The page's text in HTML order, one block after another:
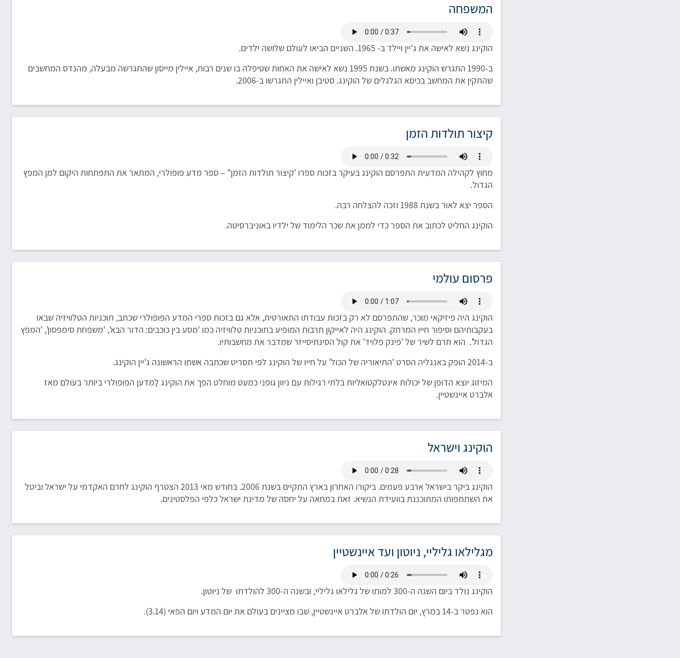
המשפחה
הוקינג נשא לאישה את ג'יין ויילד ב- 1965. השניים הביאו לעולם שלושה ילדים.
ב-1990 התגרש הוקינג מאשתו. בשנת 1995 נשא לאישה את האחות שטיפלה בו שנים רבות, איילין מייסון שהתגרשה מבעלה, מהנדס המחשבים
שהתקין את המחשב בכיסא הגלגלים של הוקינג. סטיבן ואיילין התגרשו ב-2006.
קיצור תולדות הזמן
מחוץ לקהילה המדעית התפרסם הוקינג בעיקר בזכות ספרו 'קיצור תולדות הזמן" – ספר מדע פופולרי, המתאר את התפתחות היקום למן המפץ
הגדול.
הספר יצא לאור בשנת 1988 וזכה להצלחה רבה.
הוקינג החליט לכתוב את הספר כדי לממן את שכר הלימוד של ילדיו באוניברסיטה.
פרסום עולמי
הוקינג היה פיזיקאי מוכר, שהתפרסם לא רק בזכות עבודתו התאורטית, אלא גם בזכות ספרי המדע הפופולרי שכתב, תוכניות הטלוויזיה שבאו
בעקבותיהם וסיפור חייו המרתק. הוקינג היה לאייקון תרבות המופיע בתוכניות טלוויזיה כמו 'מסע בין כוכבים: הדור הבא', 'משפחת סימפסון', 'המפץ
הגדול'. הוא תרם לשיר של 'פינק פלויד' את קול הסינתיסייזר שמדבר את מחשבותיו.
ב-2014 הופק באנגליה הסרט 'התיאוריה של הכול' על חייו של הוקינג לפי תסריט שכתבה אשתו הראשונה ג'יין הוקינג.
המיזוג יוצא הדופן של יכולות אינטלקטואליות בלתי רגילות עם ניוון גופני כמעט מוחלט הפך את הוקינג לַמדען הפופולרי ביותר בעולם מאז
אלברט איינשטיין.
הוקינג וישראל
הוקינג ביקר בישראל ארבע פעמים. ביקורו האחרון בארץ התקיים בשנת 2006. בחודש מאי 2013 הצטרף הוקינג לחרם האקדמי על ישראל וביטל
את השתתפותו המתוכננת בוועידת הנשיא. זאת במחאה על יחסה של מדינת ישראל כלפי הפלסטינים.
מגלילאו גליליי, ניוטון ועד איינשטיין
הוקינג נולד ביום השנה ה-300 למותו של גלילאו גליליי, ובשנה ה-300 להולדתו של ניוטון.
הוא נפטר ב-14 במרץ, יום הולדתו של אלברט איינשטיין, שבו מציינים בעולם את יום המדע ויום הפאי (3.14).